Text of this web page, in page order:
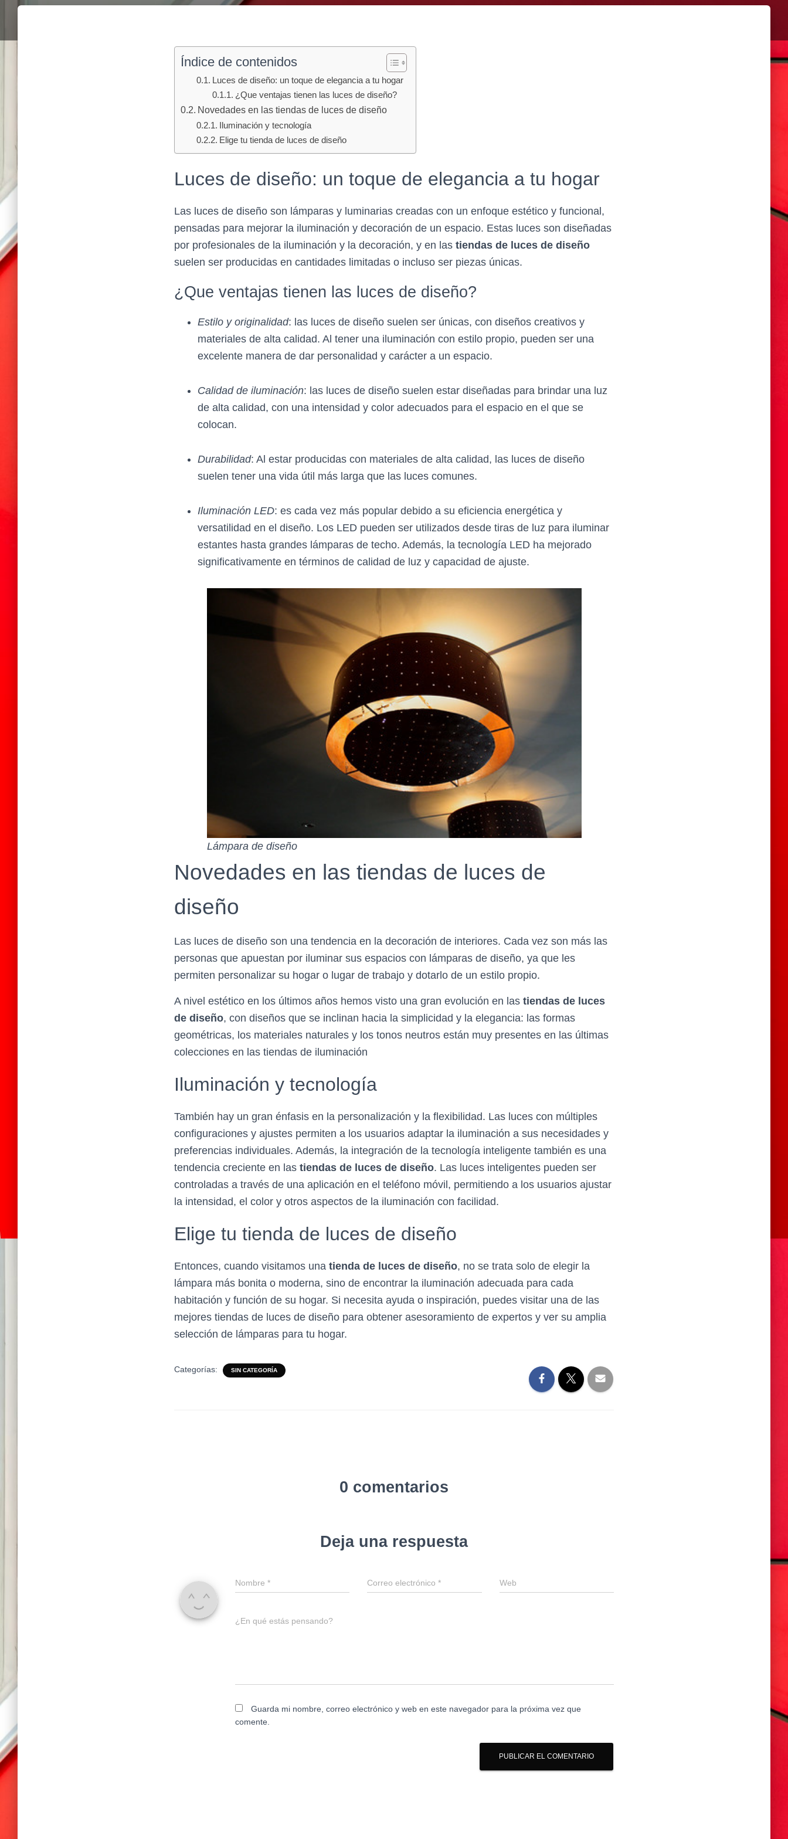
Índice de contenidos
Luces de diseño: un toque de elegancia a tu hogar
¿Que ventajas tienen las luces de diseño?
Novedades en las tiendas de luces de diseño
Iluminación y tecnología
Elige tu tienda de luces de diseño
Luces de diseño: un toque de elegancia a tu hogar
Las luces de diseño son lámparas y luminarias creadas con un enfoque estético y funcional,
pensadas para mejorar la iluminación y decoración de un espacio. Estas luces son diseñadas
por profesionales de la iluminación y la decoración, y en las tiendas de luces de diseño
suelen ser producidas en cantidades limitadas o incluso ser piezas únicas.
¿Que ventajas tienen las luces de diseño?
Estilo y originalidad: las luces de diseño suelen ser únicas, con diseños creativos y
materiales de alta calidad. Al tener una iluminación con estilo propio, pueden ser una
excelente manera de dar personalidad y carácter a un espacio.
Calidad de iluminación: las luces de diseño suelen estar diseñadas para brindar una luz
de alta calidad, con una intensidad y color adecuados para el espacio en el que se
colocan.
Durabilidad: Al estar producidas con materiales de alta calidad, las luces de diseño
suelen tener una vida útil más larga que las luces comunes.
Iluminación LED: es cada vez más popular debido a su eficiencia energética y
versatilidad en el diseño. Los LED pueden ser utilizados desde tiras de luz para iluminar
estantes hasta grandes lámparas de techo. Además, la tecnología LED ha mejorado
significativamente en términos de calidad de luz y capacidad de ajuste.
Lámpara de diseño
Novedades en las tiendas de luces de
diseño
Las luces de diseño son una tendencia en la decoración de interiores. Cada vez son más las
personas que apuestan por iluminar sus espacios con lámparas de diseño, ya que les
permiten personalizar su hogar o lugar de trabajo y dotarlo de un estilo propio.
A nivel estético en los últimos años hemos visto una gran evolución en las tiendas de luces
de diseño, con diseños que se inclinan hacia la simplicidad y la elegancia: las formas
geométricas, los materiales naturales y los tonos neutros están muy presentes en las últimas
colecciones en las tiendas de iluminación
Iluminación y tecnología
También hay un gran énfasis en la personalización y la flexibilidad. Las luces con múltiples
configuraciones y ajustes permiten a los usuarios adaptar la iluminación a sus necesidades y
preferencias individuales. Además, la integración de la tecnología inteligente también es una
tendencia creciente en las tiendas de luces de diseño. Las luces inteligentes pueden ser
controladas a través de una aplicación en el teléfono móvil, permitiendo a los usuarios ajustar
la intensidad, el color y otros aspectos de la iluminación con facilidad.
Elige tu tienda de luces de diseño
Entonces, cuando visitamos una tienda de luces de diseño, no se trata solo de elegir la
lámpara más bonita o moderna, sino de encontrar la iluminación adecuada para cada
habitación y función de su hogar. Si necesita ayuda o inspiración, puedes visitar una de las
mejores tiendas de luces de diseño para obtener asesoramiento de expertos y ver su amplia
selección de lámparas para tu hogar.
Categorías: SIN CATEGORÍA
0 comentarios
Deja una respuesta
Nombre * Correo electrónico* Web
¿En qué estás pensando?
Guarda mi nombre, correo electrónico y web en este navegador para la próxima vez que
comente.